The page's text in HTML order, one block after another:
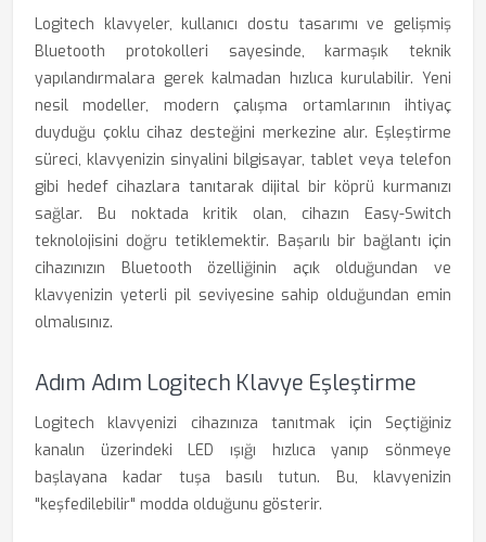
Logitech klavyeler, kullanıcı dostu tasarımı ve gelişmiş
Bluetooth protokolleri sayesinde, karmaşık teknik
yapılandırmalara gerek kalmadan hızlıca kurulabilir. Yeni
nesil modeller, modern çalışma ortamlarının ihtiyaç
duyduğu çoklu cihaz desteğini merkezine alır. Eşleştirme
süreci, klavyenizin sinyalini bilgisayar, tablet veya telefon
gibi hedef cihazlara tanıtarak dijital bir köprü kurmanızı
sağlar. Bu noktada kritik olan, cihazın Easy-Switch
teknolojisini doğru tetiklemektir. Başarılı bir bağlantı için
cihazınızın Bluetooth özelliğinin açık olduğundan ve
klavyenizin yeterli pil seviyesine sahip olduğundan emin
olmalısınız.
Adım Adım Logitech Klavye Eşleştirme
Logitech klavyenizi cihazınıza tanıtmak için Seçtiğiniz
kanalın üzerindeki LED ışığı hızlıca yanıp sönmeye
başlayana kadar tuşa basılı tutun. Bu, klavyenizin
"keşfedilebilir" modda olduğunu gösterir.